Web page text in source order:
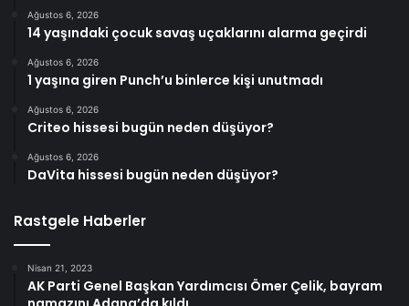
Ağustos 6, 2026
14 yaşındaki çocuk savaş uçaklarını alarma geçirdi
Ağustos 6, 2026
1 yaşına giren Punch’u binlerce kişi unutmadı
Ağustos 6, 2026
Criteo hissesi bugün neden düşüyor?
Ağustos 6, 2026
DaVita hissesi bugün neden düşüyor?
Rastgele Haberler
Nisan 21, 2023
AK Parti Genel Başkan Yardımcısı Ömer Çelik, bayram